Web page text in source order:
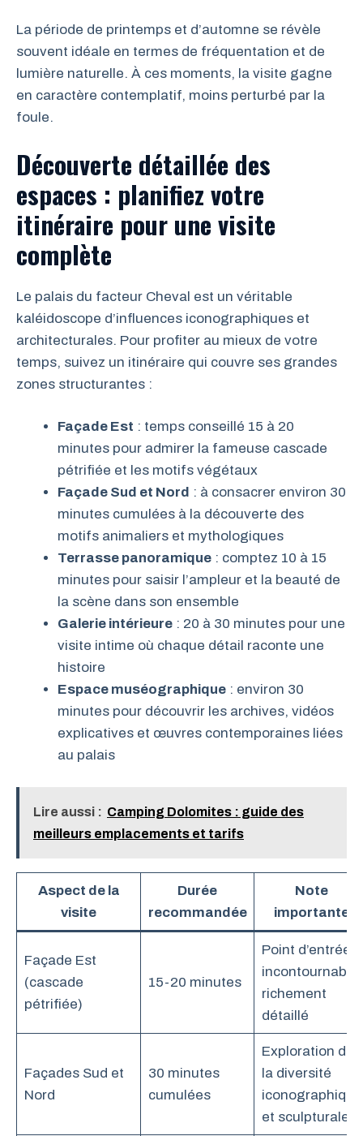
La période de printemps et d’automne se révèle
souvent idéale en termes de fréquentation et de
lumière naturelle. À ces moments, la visite gagne
en caractère contemplatif, moins perturbé par la
foule.
Découverte détaillée des
espaces : planifiez votre
itinéraire pour une visite
complète
Le palais du facteur Cheval est un véritable
kaléidoscope d’influences iconographiques et
architecturales. Pour profiter au mieux de votre
temps, suivez un itinéraire qui couvre ses grandes
zones structurantes :
Façade Est : temps conseillé 15 à 20
minutes pour admirer la fameuse cascade
pétrifiée et les motifs végétaux
Façade Sud et Nord : à consacrer environ 30
minutes cumulées à la découverte des
motifs animaliers et mythologiques
Terrasse panoramique : comptez 10 à 15
minutes pour saisir l’ampleur et la beauté de
la scène dans son ensemble
Galerie intérieure : 20 à 30 minutes pour une
visite intime où chaque détail raconte une
histoire
Espace muséographique : environ 30
minutes pour découvrir les archives, vidéos
explicatives et œuvres contemporaines liées
au palais
Lire aussi : Camping Dolomites : guide des
meilleurs emplacements et tarifs
Aspect de la
visite
Durée
recommandée
Note
importante
Façade Est
(cascade
pétrifiée)
15-20 minutes
Point d’entrée
incontournable,
richement
détaillé
Façades Sud et
Nord
30 minutes
cumulées
Exploration de
la diversité
iconographique
et sculpturale